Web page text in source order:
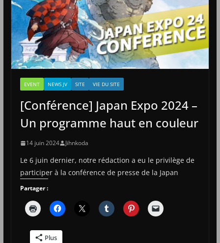
EVENT NEWS JV SITE VIE DU SITE
[Conférence] Japan Expo 2024 –
Un programme haut en couleur
14 juin 2024 Jihnkoda
Le 6 juin dernier, notre rédaction a eu le privilège de
participer à la conférence de presse de la Japan
Partager :
Plus